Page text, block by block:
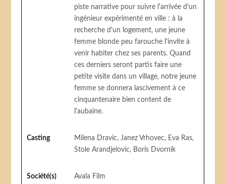
piste narrative pour suivre l'arrivée d'un
ingénieur expérimenté en ville : à la
recherche d'un logement, une jeune
femme blonde peu farouche l'invite à
venir habiter chez ses parents. Quand
ces derniers seront partis faire une
petite visite dans un village, notre jeune
femme se donnera lascivement à ce
cinquantenaire bien content de
l'aubaine.
Casting
Milena Dravic, Janez Vrhovec, Eva Ras,
Stole Arandjelovic, Boris Dvornik
Société(s)
Avala Film